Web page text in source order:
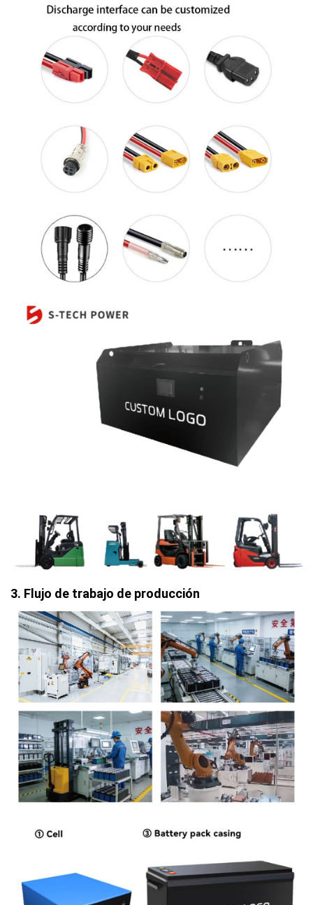
3. Flujo de trabajo de producción